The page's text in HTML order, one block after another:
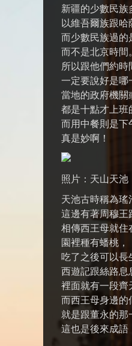
新疆的少數民族
以維吾爾族跟哈
而少數民族過的
而不是北京時間
所以跟他們約時
一定要說好是哪
當地的政府機關
都是十點才上班
而用中餐則是下
真是妙啊！
照片：天山天池
天池古時稱為瑤
這邊有著周穆王
相傳西王母就住
園裡種有蟠桃，
吃了之後可以長
西遊記跟絲路息
裡面就有一段齊
而西王母身邊的
就是跟董永的那
這也是後來成語